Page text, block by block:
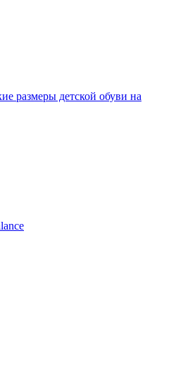
размеры детской обуви на